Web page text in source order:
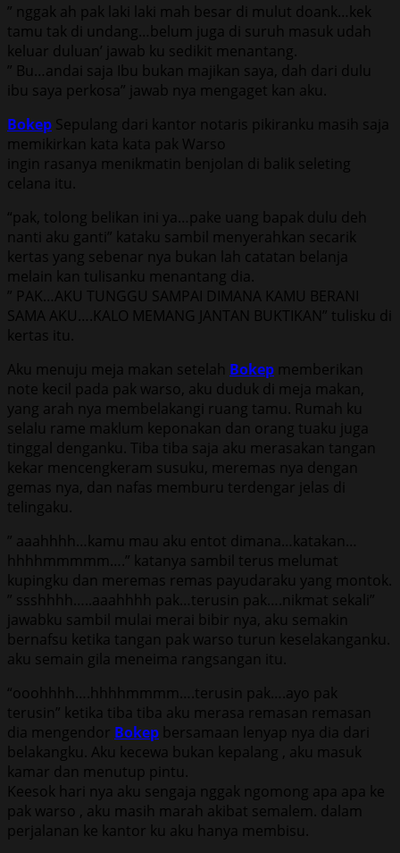
” nggak ah pak laki laki mah besar di mulut doank…kek
tamu tak di undang…belum juga di suruh masuk udah
keluar duluan’ jawab ku sedikit menantang.
” Bu…andai saja Ibu bukan majikan saya, dah dari dulu
ibu saya perkosa” jawab nya mengaget kan aku.
Bokep Sepulang dari kantor notaris pikiranku masih saja
memikirkan kata kata pak Warso
ingin rasanya menikmatin benjolan di balik seleting
celana itu.
“pak, tolong belikan ini ya…pake uang bapak dulu deh
nanti aku ganti” kataku sambil menyerahkan secarik
kertas yang sebenar nya bukan lah catatan belanja
melain kan tulisanku menantang dia.
” PAK…AKU TUNGGU SAMPAI DIMANA KAMU BERANI
SAMA AKU….KALO MEMANG JANTAN BUKTIKAN” tulisku di
kertas itu.
Aku menuju meja makan setelah Bokep memberikan
note kecil pada pak warso, aku duduk di meja makan,
yang arah nya membelakangi ruang tamu. Rumah ku
selalu rame maklum keponakan dan orang tuaku juga
tinggal denganku. Tiba tiba saja aku merasakan tangan
kekar mencengkeram susuku, meremas nya dengan
gemas nya, dan nafas memburu terdengar jelas di
telingaku.
” aaahhhh…kamu mau aku entot dimana…katakan…
hhhhmmmmm….” katanya sambil terus melumat
kupingku dan meremas remas payudaraku yang montok.
” ssshhhh…..aaahhhh pak…terusin pak….nikmat sekali”
jawabku sambil mulai merai bibir nya, aku semakin
bernafsu ketika tangan pak warso turun keselakanganku.
aku semain gila meneima rangsangan itu.
“ooohhhh….hhhhmmmm….terusin pak….ayo pak
terusin” ketika tiba tiba aku merasa remasan remasan
dia mengendor Bokep bersamaan lenyap nya dia dari
belakangku. Aku kecewa bukan kepalang , aku masuk
kamar dan menutup pintu.
Keesok hari nya aku sengaja nggak ngomong apa apa ke
pak warso , aku masih marah akibat semalem. dalam
perjalanan ke kantor ku aku hanya membisu.